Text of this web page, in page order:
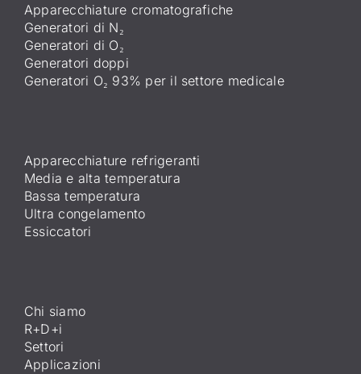
Apparecchiature cromatografiche
Generatori di N₂
Generatori di O₂
Generatori doppi
Generatori O₂ 93% per il settore medicale
Apparecchiature refrigeranti
Media e alta temperatura
Bassa temperatura
Ultra congelamento
Essiccatori
Chi siamo
R+D+i
Settori
Applicazioni